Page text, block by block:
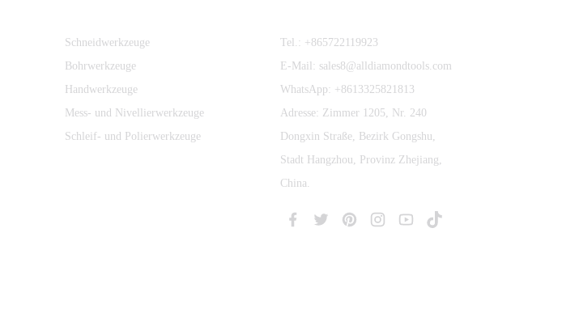
Schneidwerkzeuge
Bohrwerkzeuge
Handwerkzeuge
Mess- und Nivellierwerkzeuge
Schleif- und Polierwerkzeuge
Tel.: +865722119923
E-Mail: sales8@alldiamondtools.com
WhatsApp: +8613325821813
Adresse: Zimmer 1205, Nr. 240
Dongxin Straße, Bezirk Gongshu,
Stadt Hangzhou, Provinz Zhejiang,
China.